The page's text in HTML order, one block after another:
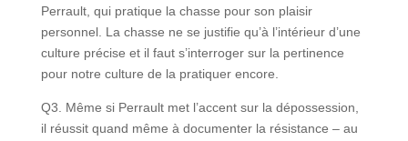
Perrault, qui pratique la chasse pour son plaisir
personnel. La chasse ne se justifie qu’à l’intérieur d’une
culture précise et il faut s’interroger sur la pertinence
pour notre culture de la pratiquer encore.
Q3. Même si Perrault met l’accent sur la dépossession,
il réussit quand même à documenter la résistance – au